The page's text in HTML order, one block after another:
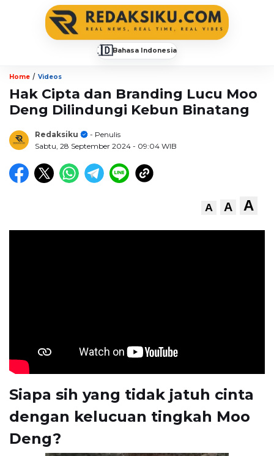
🇮🇩Bahasa Indonesia
Home / Videos
Hak Cipta dan Branding Lucu Moo
Deng Dilindungi Kebun Binatang
Redaksiku
- Penulis
Sabtu, 28 September 2024 - 09:04 WIB
A A A
Siapa sih yang tidak jatuh cinta
dengan kelucuan tingkah Moo
Deng?